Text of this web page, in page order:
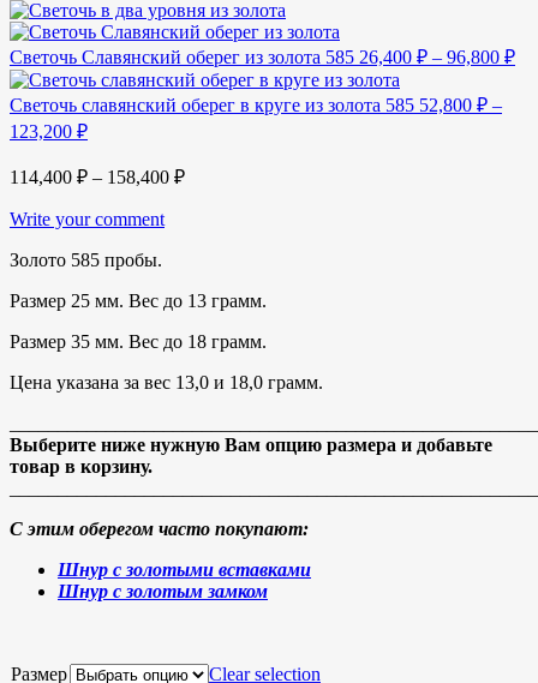
Светочь Славянский оберег из золота 585 26,400 ₽ – 96,800 ₽
Светочь славянский оберег в круге из золота 585 52,800 ₽ –
123,200 ₽
114,400 ₽ – 158,400 ₽
Write your comment
Золото 585 пробы.
Размер 25 мм. Вес до 13 грамм.
Размер 35 мм. Вес до 18 грамм.
Цена указана за вес 13,0 и 18,0 грамм.
Выберите ниже нужную Вам опцию размера и добавьте
товар в корзину.
С этим оберегом часто покупают:
Шнур с золотыми вставками
Шнур с золотым замком
Размер Clear selection